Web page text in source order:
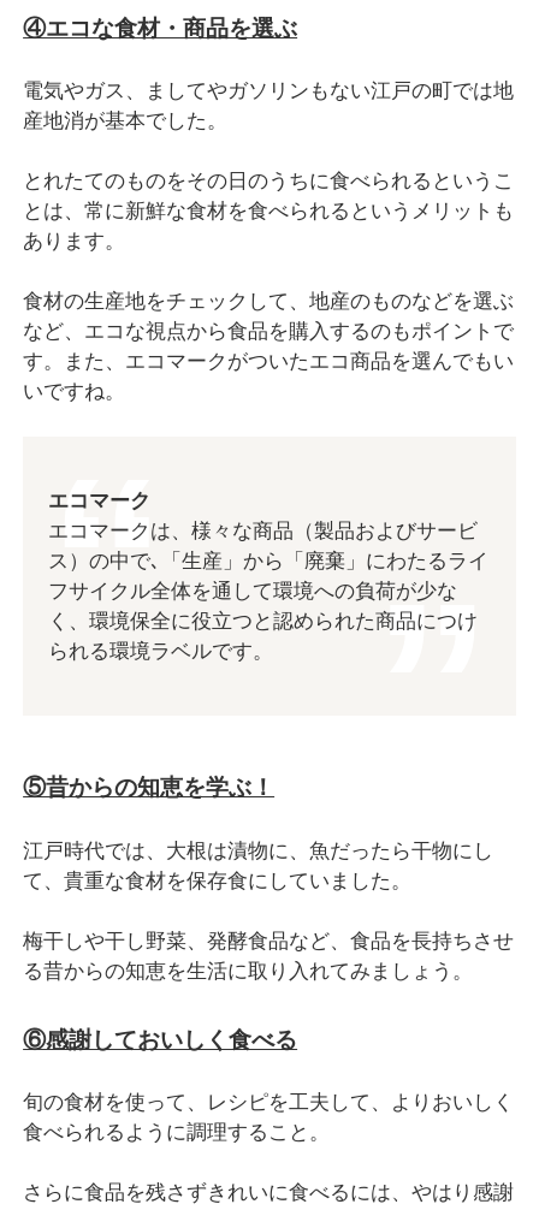
④エコな食材・商品を選ぶ
電気やガス、ましてやガソリンもない江戸の町では地
産地消が基本でした。
とれたてのものをその日のうちに食べられるというこ
とは、常に新鮮な食材を食べられるというメリットも
あります。
食材の生産地をチェックして、地産のものなどを選ぶ
など、エコな視点から食品を購入するのもポイントで
す。また、エコマークがついたエコ商品を選んでもい
いですね。
エコマーク
エコマークは、様々な商品（製品およびサービ
ス）の中で､「生産」から「廃棄」にわたるライ
フサイクル全体を通して環境への負荷が少な
く、環境保全に役立つと認められた商品につけ
られる環境ラベルです。
⑤昔からの知恵を学ぶ！
江戸時代では、大根は漬物に、魚だったら干物にし
て、貴重な食材を保存食にしていました。
梅干しや干し野菜、発酵食品など、食品を長持ちさせ
る昔からの知恵を生活に取り入れてみましょう。
⑥感謝しておいしく食べる
旬の食材を使って、レシピを工夫して、よりおいしく
食べられるように調理すること。
さらに食品を残さずきれいに食べるには、やはり感謝